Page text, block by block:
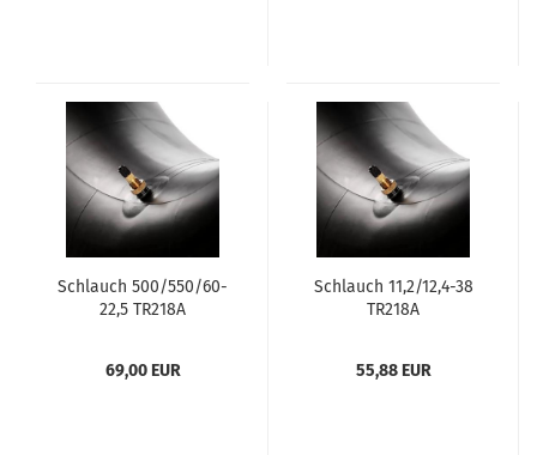
Schlauch 500/550/60-
22,5 TR218A
69,00 EUR
Schlauch 11,2/12,4-38
TR218A
55,88 EUR